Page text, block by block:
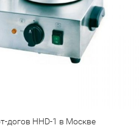
догов HHD-1 в Москве